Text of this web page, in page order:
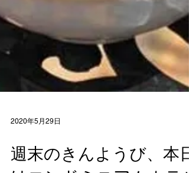
2020年5月29日